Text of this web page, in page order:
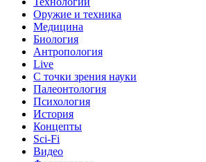
Оружие и техника
Медицина
Биология
Антропология
Live
С точки зрения науки
Палеонтология
Психология
История
Концепты
Sci-Fi
Видео